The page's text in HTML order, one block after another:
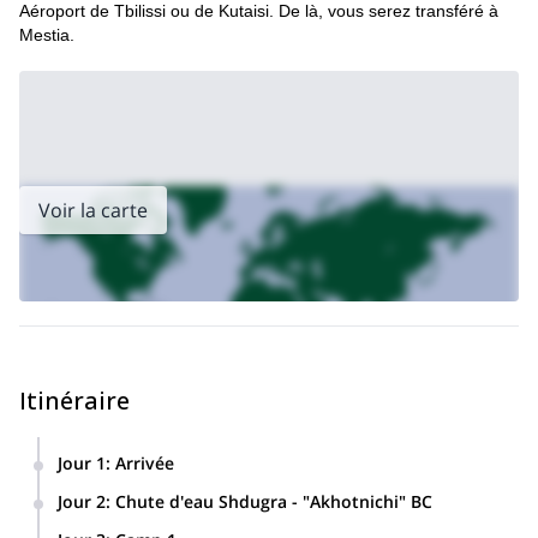
Aéroport de Tbilissi ou de Kutaisi. De là, vous serez transféré à
Mestia.
Voir la carte
Itinéraire
Jour 1: Arrivée
(environ 5/8 heures de route). Repas du soir et nuit à l'hôtel
Jour 2: Chute d'eau Shdugra - "Akhotnichi" BC